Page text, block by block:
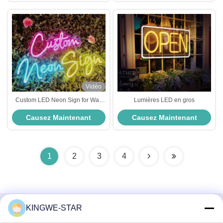
Vidéo
Custom LED Neon Sign for Wall
Decor Birthday Wedding Party
Causez Maintenant
Lumières LED en gros
Causez Maintenant
1 2 3 4
Contactez rapidement
KINGWE-STAR